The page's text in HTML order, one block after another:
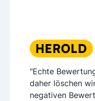
"Echte
daher löschen
negativen